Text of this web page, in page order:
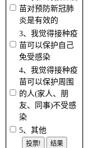
苗对预防新冠肺
炎是有效的
3、我觉得接种疫
苗可以保护自己
免受感染
4、我觉得接种疫
苗可以保护周围
的人(家人、朋
友、同事)不受感
染
5、其他